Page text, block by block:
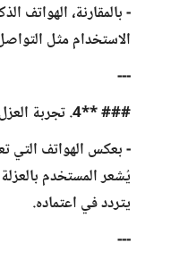
- بالمقارنة، الهواتف
الاستخدام مثل
---
### **4. تجربة العزل عن الواقع**
- بعكس الهواتف التي
يُشعر المستخدم
يتردد في اعتماده.
---